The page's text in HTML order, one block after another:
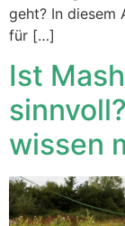
geht? In diesem
für […]
Ist
wissen